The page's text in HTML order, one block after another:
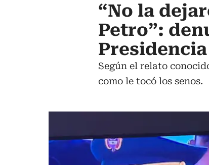
“No la
Petro”:
Presidencia
Según el relato
como le tocó los senos.